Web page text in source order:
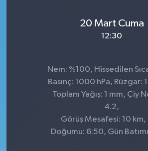
20 Mart Cuma
12:30
Nem: %100, Hissedilen
Basınç: 1000 hPa, Rüzgar:
Toplam Yağış: 1 mm, Çiy
4.2,
Görüş Mesafesi: 10 km,
Doğumu: 6:50, Gün